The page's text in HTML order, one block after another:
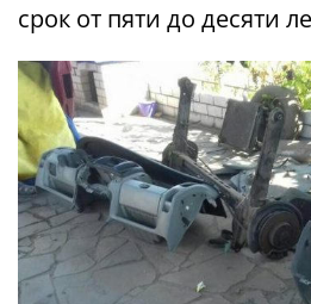
срок от пяти до десяти